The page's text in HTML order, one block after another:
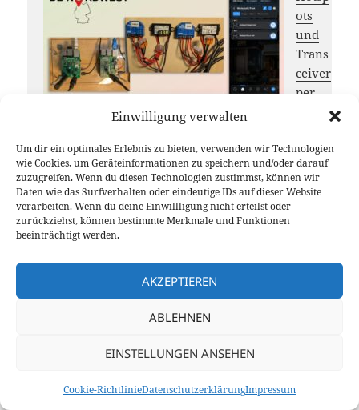
Einwilligung verwalten
Um dir ein optimales Erlebnis zu bieten, verwenden wir Technologien
wie Cookies, um Geräteinformationen zu speichern und/oder darauf
zuzugreifen. Wenn du diesen Technologien zustimmst, können wir
Daten wie das Surfverhalten oder eindeutige IDs auf dieser Website
verarbeiten. Wenn du deine Einwillligung nicht erteilst oder
zurückziehst, können bestimmte Merkmale und Funktionen
beeinträchtigt werden.
AKZEPTIEREN
ABLEHNEN
EINSTELLUNGEN ANSEHEN
Cookie-RichtlinieDatenschutzerklärungImpressum
ots
und
Trans
ceiver
per
Shelly
e ein- und ausschalten
7. Juni 2026
What
ram
mitei